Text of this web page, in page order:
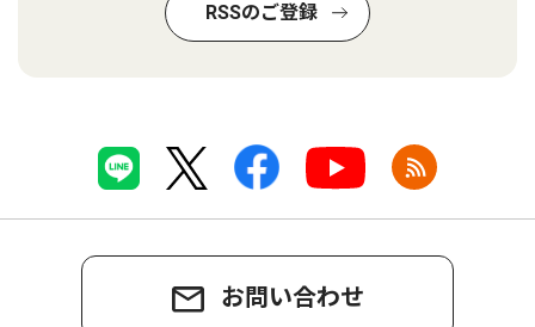
RSSのご登録
お問い合わせ